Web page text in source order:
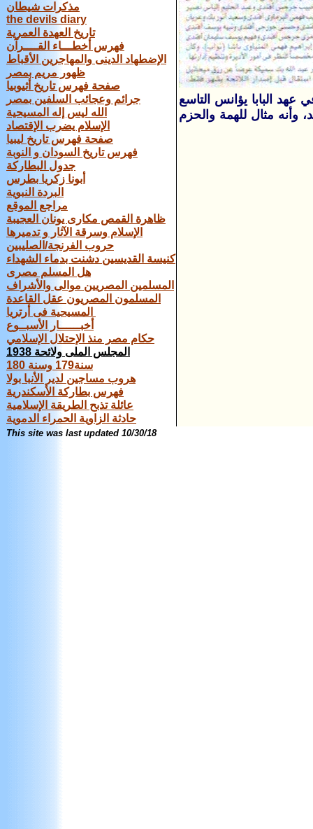
مذكرات شيطان
the devils diary
تاريخ العهدة العمرية
فهرس أخطـــاء القــــرآن
الإضطهاد الدينى والمهاجرين الأقباط
ظهور مريم بمصر
صفحة فهرس تاريخ أثيوبيا
جرائم وعجائب السلفين بمصر
الله ليس إله المسيحية
الإسلام يضرب الإقتصاد
صفحة فهرس تاريخ ليبيا
فهرس تاريخ السودان و النوبة
جدول البطاركة
أبونا زكريا بطرس
البردة النبوية
مراجع الموقع
ظاهرة القمص مكارى يونان العجيبة
الإسلام وسرقة الآثار و تدميرها
حروب الفرنجة/الصليبين
كنيسة القديسين‏ ‏دشنت‏ ‏بدماء‏ ‏الشهداء
هل المسلم مصرى
المسلمين المصريين موالى والأشراف
المسلمون المصريون عقل القاعدة
أخبــــــار الأسبــوع
حكام مصر منذ الإحتلال الإسلامي
المجلس الملى ولائحة 1938
سنة179 وسنة 180
هروب مساجين لدير الأنبا بولا
فهرس بطاركة الأسكندرية
عائلة تذبح الطريقة الإسلامية
حادثة الزاوية الحمراء الدموية
لائحة 1938 والتي عُمل بها بداية من 8 يوليه سنة 1938 في عهد البابا يؤانس التاسع
وأنه مثال للهمة والحزم
This site was last updated 10/30/18